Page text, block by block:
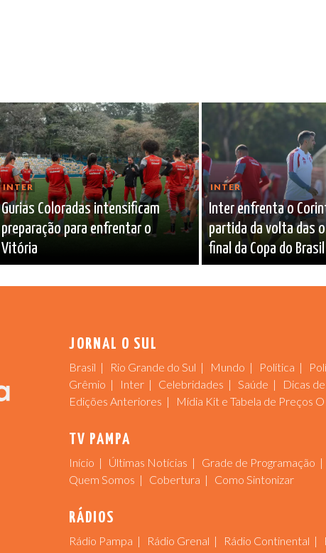
INTER
Gurias Coloradas intensificam
preparação para enfrentar o
Vitória
INTER
Inter enfrenta o
partida da volta das
final da Copa do Brasil
JORNAL O SUL
Brasil Rio Grande do Sul Mundo Política
Grêmio
Inter Celebridades Saúde Dicas
Edições Anteriores
Mídia Kit e Tabela de Preços O
TV PAMPA
Início Últimas Notícias Grade de Programação
Quem Somos
Cobertura Como Sintonizar
RÁDIOS
Rádio Pampa Rádio Grenal Rádio Continental